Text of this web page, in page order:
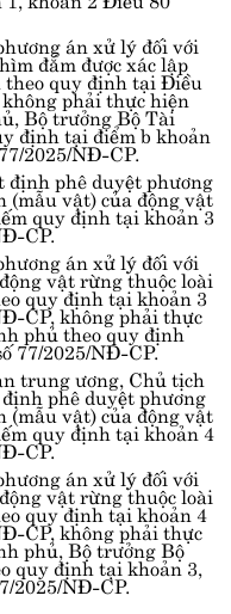
án xử lý đối với
đắm được xác lập
theo quy định tại Điều
không phải thực hiện
Bộ trưởng Bộ Tài
định tạiđiểm b khoản
2025/NĐ-CP.
định phê duyệt phương
(mẫu vật) của động vật
quy định tạikhoản 3
CP.
án xử lý đối với
vật rừng thuộc loài
quy định tạikhoản 3
CP, không phải thực
phủ theo quy định
77/2025/NĐ-CP.
trung ương, Chủ tịch
phê duyệt phương
(mẫu vật) của động vật
quy định tạikhoản 4
CP.
án xử lý đối với
vật rừng thuộc loài
quy định tạikhoản 4
CP, không phải thực
phủ, Bộ trưởng Bộ
quy định tạikhoản 3,
2025/NĐ-CP.